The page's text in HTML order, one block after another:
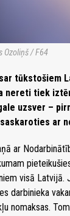
Ozoliņš / F64
tūkstošiem
nereti tiek
uzsver –
ar
ar
visā Latvijā.
darbinieka
nomaksas.